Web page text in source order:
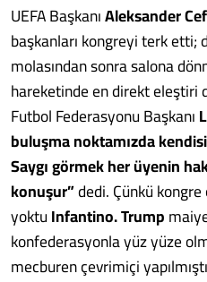
UEFA BaşkanıAleksander
başkanları kongreyi terk etti;
molasından sonra salona
hareketinde en direkt eleştiri
Futbol Federasyonu Başkanı
buluşma noktamızda
Saygı görmek her üyenin
konuşur”dedi. Çünkü
yoktuInfantino. Trump
konfederasyonla yüz yüze
mecburen çevrimiçi